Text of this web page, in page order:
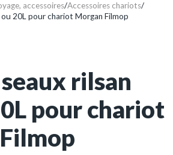
accessoires/Accessoires chariots/
20L pour chariot Morgan Filmop
rilsan
pour chariot